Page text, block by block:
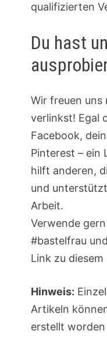
qualifizierten
Du hast
Wir freuen uns
verlinkst! Egal
Facebook,
Pinterest – ein
hilft anderen,
und
Arbeit.
Verwende
#bastelfrau
Link zu
Hinweis:
Artikeln
erstellt worden